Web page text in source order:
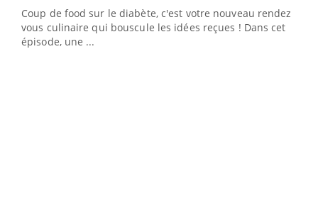
Coup de food sur le diabète, c'est votre nouveau rendez-
vous culinaire qui bouscule les idées reçues ! Dans cet
épisode, une ...